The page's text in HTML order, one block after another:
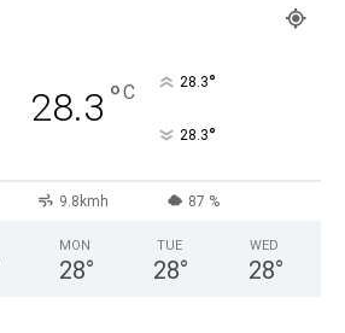
28.3 °C 28.3°
28.3°
9.8kmh 87 %
MON
28°
TUE
28°
WED
28°